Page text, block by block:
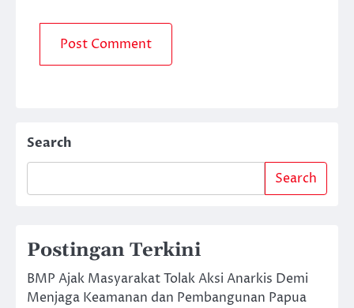
Search
Search
Postingan Terkini
BMP Ajak Masyarakat Tolak Aksi Anarkis Demi
Menjaga Keamanan dan Pembangunan Papua